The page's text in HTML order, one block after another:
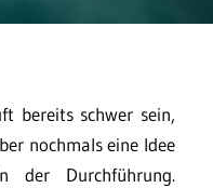
bereits schwer sein,
nochmals eine Idee
der Durchführung.